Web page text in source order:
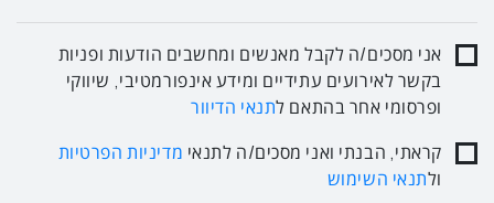
אני מסכים/ה לקבל מאנשים ומחשבים הודעות ופניות
בקשר לאירועים עתידיים ומידע אינפורמטיבי, שיווקי
ופרסומי אחר בהתאם לתנאי הדיוור
קראתי, הבנתי ואני מסכים/ה לתנאי מדיניות הפרטיות
ולתנאי השימוש